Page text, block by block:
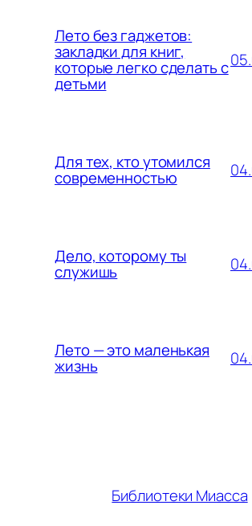
Лето без гаджетов:
закладки для книг,
которые легко сделать с
детьми
Для тех, кто утомился
современностью
Дело, которому ты
служишь
Лето — это маленькая
жизнь
Библиотеки Миасса